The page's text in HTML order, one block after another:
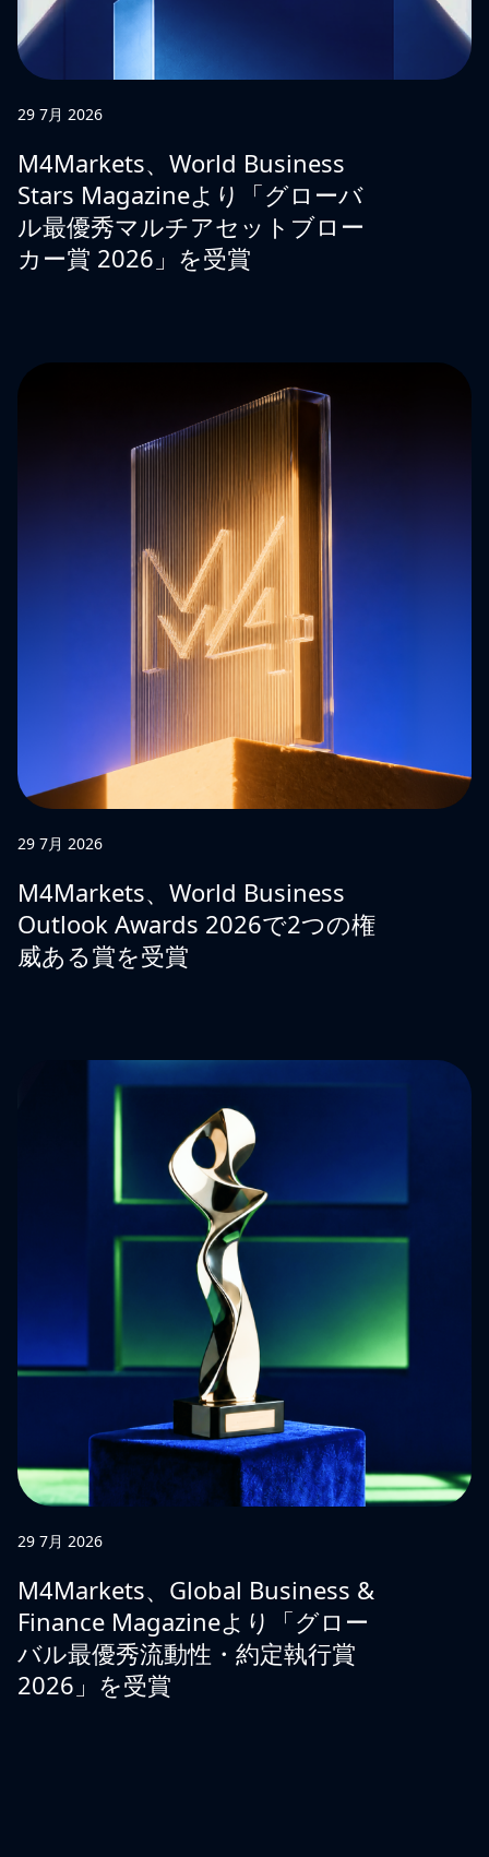
29 7月 2026
M4Markets、World Business
Stars Magazineより「グローバ
ル最優秀マルチアセットブロー
カー賞 2026」を受賞
29 7月 2026
M4Markets、World Business
Outlook Awards 2026で2つの権
威ある賞を受賞
29 7月 2026
M4Markets、Global Business &
Finance Magazineより「グロー
バル最優秀流動性・約定執行賞
2026」を受賞